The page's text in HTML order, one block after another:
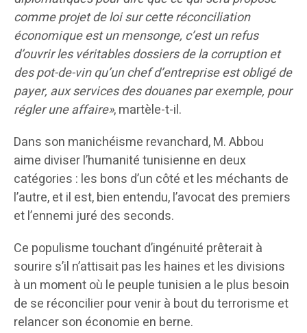
comme projet de loi sur cette réconciliation
économique est un mensonge, c’est un refus
d’ouvrir les véritables dossiers de la corruption et
des pot-de-vin qu’un chef d’entreprise est obligé de
payer, aux services des douanes par exemple, pour
régler une affaire», martèle-t-il.
Dans son manichéisme revanchard, M. Abbou
aime diviser l’humanité tunisienne en deux
catégories : les bons d’un côté et les méchants de
l’autre, et il est, bien entendu, l’avocat des premiers
et l’ennemi juré des seconds.
Ce populisme touchant d’ingénuité prêterait à
sourire s’il n’attisait pas les haines et les divisions
à un moment où le peuple tunisien a le plus besoin
de se réconcilier pour venir à bout du terrorisme et
relancer son économie en berne.